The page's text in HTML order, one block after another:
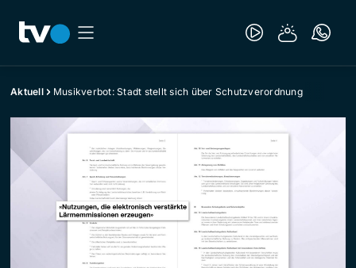
Aktuell Musikverbot: Stadt stellt sich über Schutzverordnung